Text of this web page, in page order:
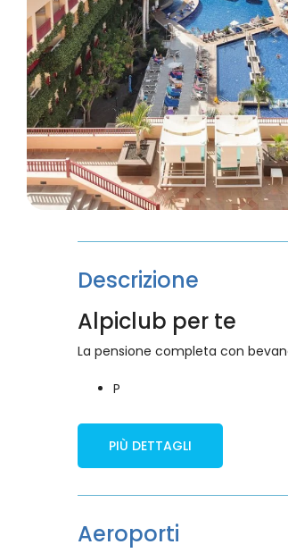
Descrizione
Alpiclub per te
La pensione completa con
P
PIÙ DETTAGLI
Aeroporti